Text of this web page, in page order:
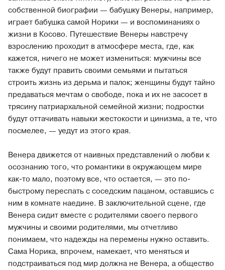
собственной биографии — бабушку Венеры, например,
играет бабушка самой Норики — и воспоминаниях о
жизни в Косово. Путешествие Венеры навстречу
взрослению проходит в атмосфере места, где, как
кажется, ничего не может измениться: мужчины все
также будут править своими семьями и пытаться
строить жизнь из дерьма и палок; женщины будут тайно
предаваться мечтам о свободе, пока и их не засосет в
трясину патриархальной семейной жизни; подростки
будут оттачивать навыки жестокости и цинизма, а те, что
посмелее, — уедут из этого края.
Венера движется от наивных представлений о любви к
осознанию того, что романтики в окружающем мире
как-то мало, поэтому все, что остается, — это по-
быстрому переспать с соседским пацаном, оставшись с
ним в комнате наедине. В заключительной сцене, где
Венера сидит вместе с родителями своего первого
мужчины и своими родителями, мы отчетливо
понимаем, что надежды на перемены нужно оставить.
Сама Норика, впрочем, намекает, что меняться и
подстраиваться под мир должна не Венера, а общество